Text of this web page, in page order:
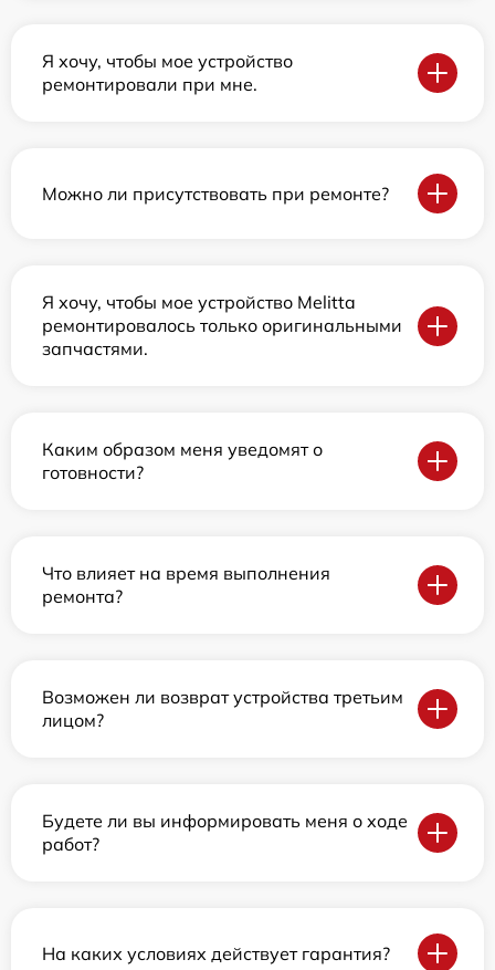
Я хочу, чтобы мое устройство
ремонтировали при мне.
Можно ли присутствовать при ремонте?
Я хочу, чтобы мое устройство Melitta
ремонтировалось только оригинальными
запчастями.
Каким образом меня уведомят о
готовности?
Что влияет на время выполнения
ремонта?
Возможен ли возврат устройства третьим
лицом?
Будете ли вы информировать меня о ходе
работ?
На каких условиях действует гарантия?